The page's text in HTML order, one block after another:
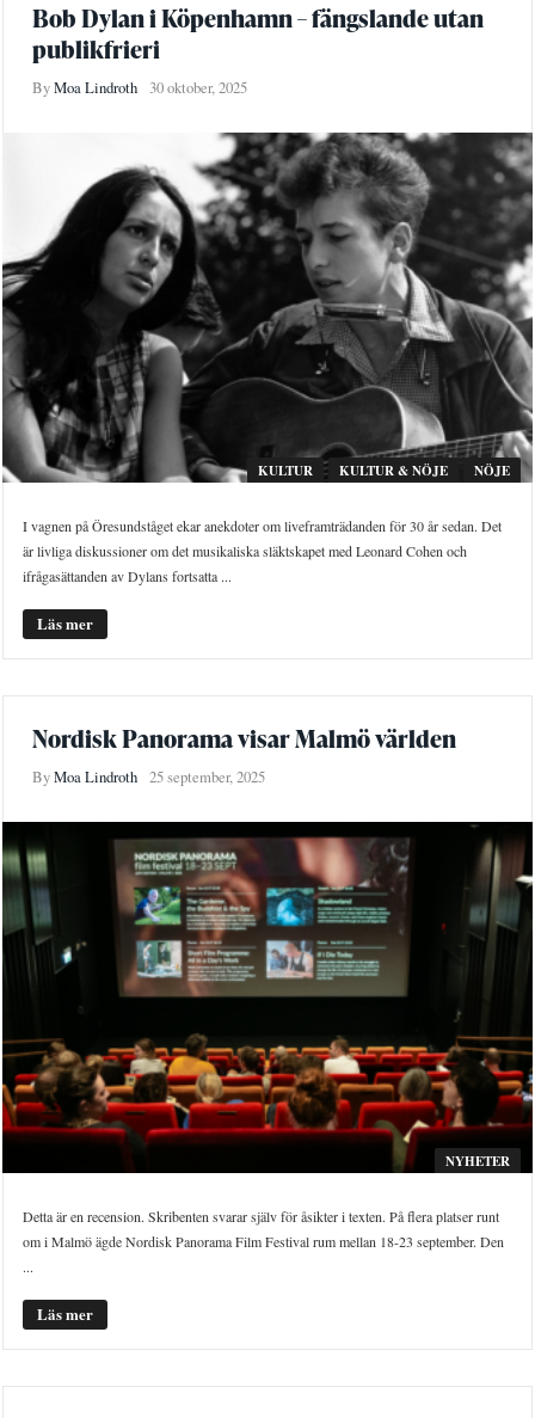
Bob Dylan i Köpenhamn – fängslande utan
publikfrieri
ByMoa Lindroth 30 oktober, 2025
KULTUR KULTUR & NÖJE NÖJE
I vagnen på Öresundståget ekar anekdoter om liveframträdanden för 30 år sedan. Det
är livliga diskussioner om det musikaliska släktskapet med Leonard Cohen och
ifrågasättanden av Dylans fortsatta ...
Läs mer
Nordisk Panorama visar Malmö världen
ByMoa Lindroth 25 september, 2025
NYHETER
Detta är en recension. Skribenten svarar själv för åsikter i texten. På flera platser runt
om i Malmö ägde Nordisk Panorama Film Festival rum mellan 18-23 september. Den
...
Läs mer